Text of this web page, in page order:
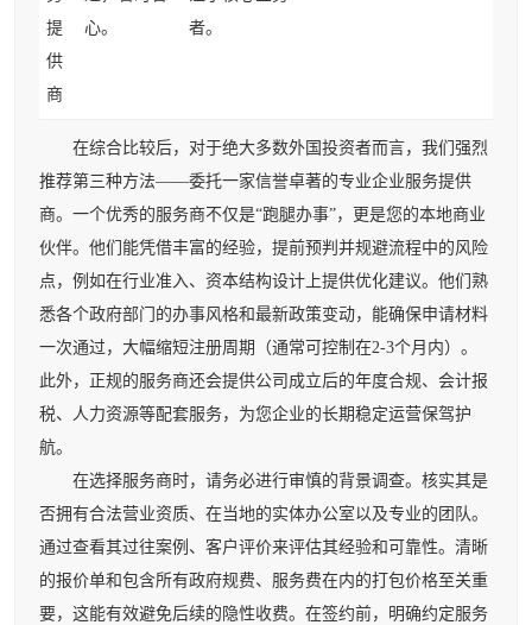
提
供
商
心。
者。
在综合比较后，对于绝大多数外国投资者而言，我们强烈
推荐第三种方法——委托一家信誉卓著的专业企业服务提供
商。一个优秀的服务商不仅是“跑腿办事”，更是您的本地商业
伙伴。他们能凭借丰富的经验，提前预判并规避流程中的风险
点，例如在行业准入、资本结构设计上提供优化建议。他们熟
悉各个政府部门的办事风格和最新政策变动，能确保申请材料
一次通过，大幅缩短注册周期（通常可控制在2-3个月内）。
此外，正规的服务商还会提供公司成立后的年度合规、会计报
税、人力资源等配套服务，为您企业的长期稳定运营保驾护
航。
在选择服务商时，请务必进行审慎的背景调查。核实其是
否拥有合法营业资质、在当地的实体办公室以及专业的团队。
通过查看其过往案例、客户评价来评估其经验和可靠性。清晰
的报价单和包含所有政府规费、服务费在内的打包价格至关重
要，这能有效避免后续的隐性收费。在签约前，明确约定服务